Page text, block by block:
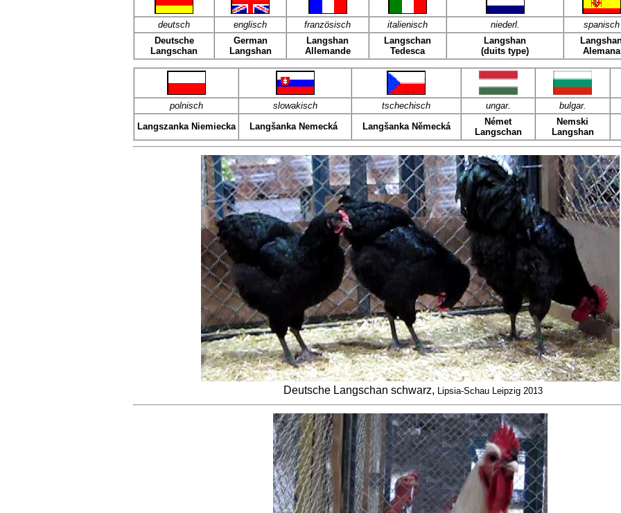
deutsch englisch französisch italienisch niederl.
spanisch
Deutsche
Langschan
German
Langshan
Langshan
Allemande
Langschan
Tedesca
Langshan
(duits type)
Alemana
polnisch slowakisch tschechisch ungar.
bulgar.
Langszanka Niemiecka
Langšanka Nemecká Langšanka Německá
Német
Langschan
Nemski
Langshan
Deutsche Langschan schwarz, Lipsia-Schau Leipzig 2013